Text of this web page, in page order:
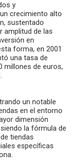
y
crecimiento alto
sustentado
amplitud de las
en
forma, en 2001
una tasa de
millones de euros,
un notable
en el entorno
dimensión
la fórmula de
tiendas
específicas